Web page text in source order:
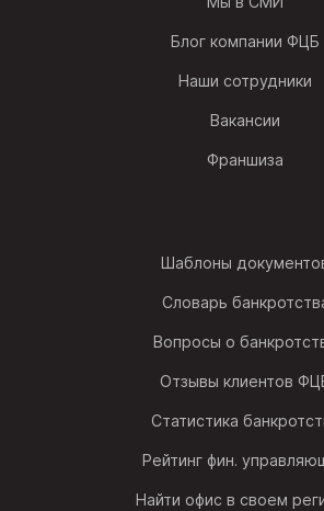
Блог компании ФЦБ
Наши сотрудники
Вакансии
Франшиза
Шаблоны
Словарь
Вопросы о
Отзывы клиентов
Статистика
Рейтинг фин.
Найти офис в своем